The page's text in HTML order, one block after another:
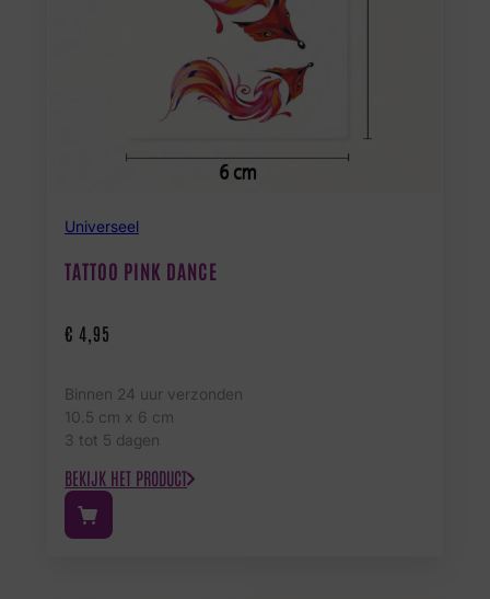
Universeel
TATTOO PINK DANCE
€ 4,95
Binnen 24 uur verzonden
10.5 cm x 6 cm
3 tot 5 dagen
BEKIJK HET PRODUCT